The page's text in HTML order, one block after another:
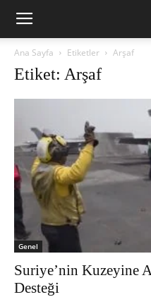
Ana Sayfa Etiketler Arşaf
Etiket: Arşaf
Genel
Suriye’nin Kuzeyine
Desteği